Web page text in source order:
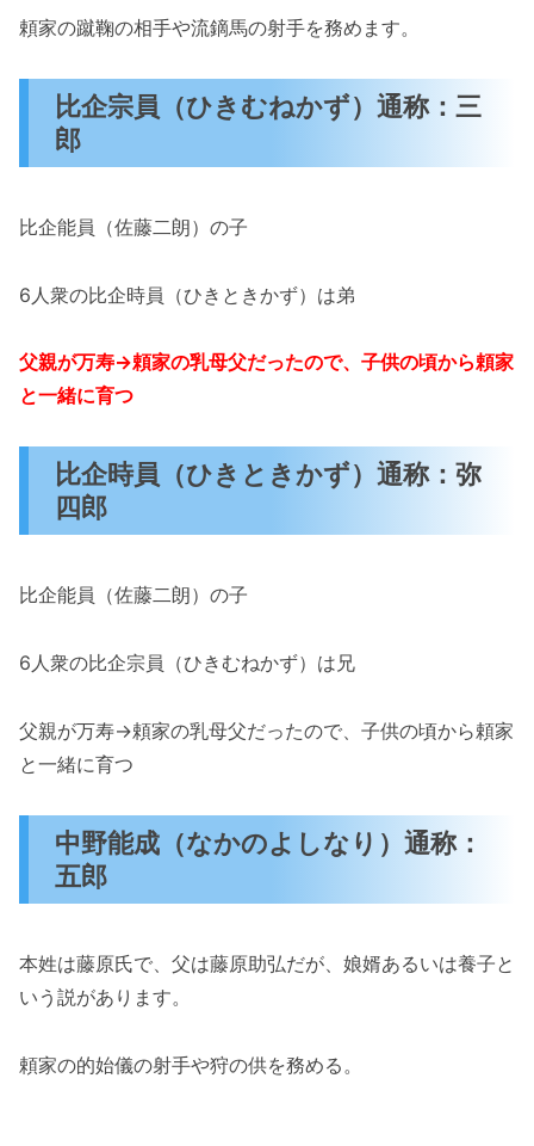
頼家の蹴鞠の相手や流鏑馬の射手を務めます。
比企宗員（ひきむねかず）通称：三
郎
比企能員（佐藤二朗）の子
6人衆の比企時員（ひきときかず）は弟
父親が万寿→頼家の乳母父だったので、子供の頃から頼家
と一緒に育つ
比企時員（ひきときかず）通称：弥
四郎
比企能員（佐藤二朗）の子
6人衆の比企宗員（ひきむねかず）は兄
父親が万寿→頼家の乳母父だったので、子供の頃から頼家
と一緒に育つ
中野能成（なかのよしなり）通称：
五郎
本姓は藤原氏で、父は藤原助弘だが、娘婿あるいは養子と
いう説があります。
頼家の的始儀の射手や狩の供を務める。